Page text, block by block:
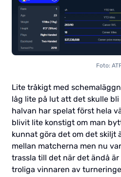
Foto:
Lite tråkigt med
låg lite på lut att det skulle bli
halvan har spelat först hela
blivit lite konstigt om man
kunnat göra det om det skiljt
mellan matcherna men nu
trassla till det när det ändå
troliga vinnaren av